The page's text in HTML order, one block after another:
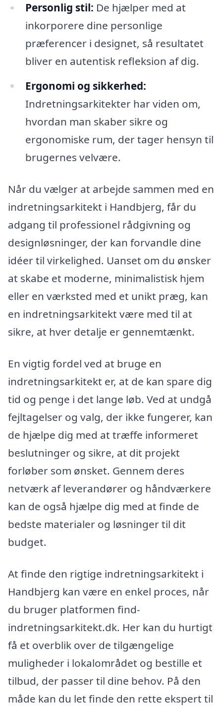
Personlig stil: De hjælper med at
inkorporere dine personlige
præferencer i designet, så resultatet
bliver en autentisk refleksion af dig.
Ergonomi og sikkerhed:
Indretningsarkitekter har viden om,
hvordan man skaber sikre og
ergonomiske rum, der tager hensyn til
brugernes velvære.
Når du vælger at arbejde sammen med en
indretningsarkitekt i Handbjerg, får du
adgang til professionel rådgivning og
designløsninger, der kan forvandle dine
idéer til virkelighed. Uanset om du ønsker
at skabe et moderne, minimalistisk hjem
eller en værksted med et unikt præg, kan
en indretningsarkitekt være med til at
sikre, at hver detalje er gennemtænkt.
En vigtig fordel ved at bruge en
indretningsarkitekt er, at de kan spare dig
tid og penge i det lange løb. Ved at undgå
fejltagelser og valg, der ikke fungerer, kan
de hjælpe dig med at træffe informeret
beslutninger og sikre, at dit projekt
forløber som ønsket. Gennem deres
netværk af leverandører og håndværkere
kan de også hjælpe dig med at finde de
bedste materialer og løsninger til dit
budget.
At finde den rigtige indretningsarkitekt i
Handbjerg kan være en enkel proces, når
du bruger platformen find-
indretningsarkitekt.dk. Her kan du hurtigt
få et overblik over de tilgængelige
muligheder i lokalområdet og bestille et
tilbud, der passer til dine behov. På den
måde kan du let finde den rette ekspert til